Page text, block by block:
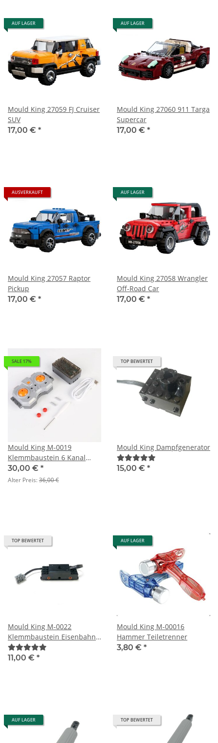
AUF LAGER
Mould King 27059 FJ Cruiser
SUV
17,00 € *
AUF LAGER
Mould King 27060 911 Targa
Supercar
17,00 € *
AUSVERKAUFT
Mould King 27057 Raptor
Pickup
17,00 € *
AUF LAGER
Mould King 27058 Wrangler
Off-Road Car
17,00 € *
SALE 17%
Mould King M-0019
Klemmbaustein 6 Kanal
Empfänger / Akkubox 2,4
GHz (B-Ware)
30,00 € *
Alter Preis:36,00 €
TOP BEWERTET
Mould King Dampfgenerator
15,00 € *
TOP BEWERTET
Mould King M-0022
Klemmbaustein Eisenbahn
Drehgestellmotor
11,00 € *
AUF LAGER
Mould King M-00016
Hammer Teiletrenner
3,80 € *
AUF LAGER TOP BEWERTET